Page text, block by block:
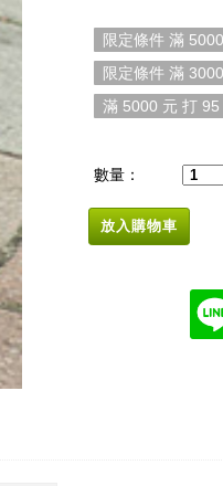
限定條件 滿
限定條件 滿
滿 5000 元 打 95
數量：
放入購物車